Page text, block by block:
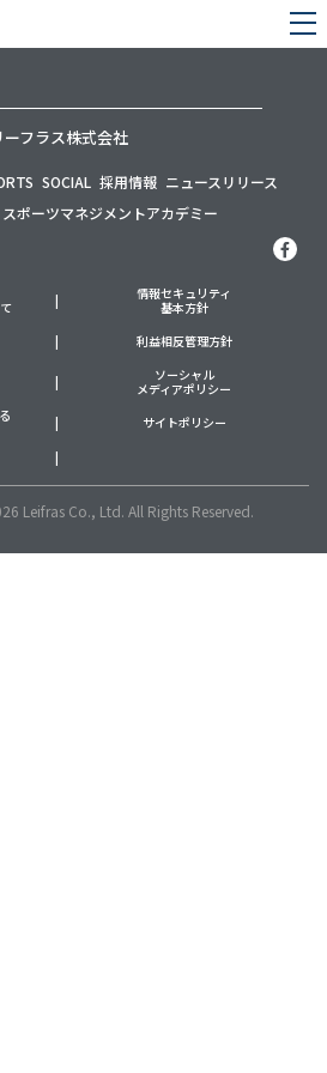
ーフラス株式会社
SOCIAL 採用情報 ニュースリリース
スポーツマネジメントアカデミー
情報セキュリティ
基本方針
利益相反管理方針
ソーシャル
メディアポリシー
サイトポリシー
Leifras Co., Ltd. All Rights Reserved.